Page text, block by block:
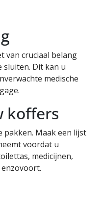
van cruciaal belang
sluiten. Dit kan u
medische
koffers
pakken. Maak een lijst
voordat u
medicijnen,